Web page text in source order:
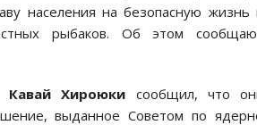
населения на безопасную жизнь
рыбаков. Об этом
Кавай Хироюки сообщил, что
выданное Советом по